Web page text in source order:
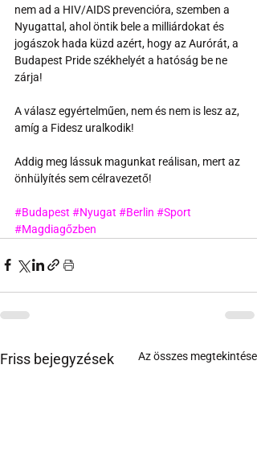
nem ad a HIV/AIDS prevencióra, szemben a
Nyugattal, ahol öntik bele a milliárdokat és
jogászok hada küzd azért, hogy az Aurórát, a
Budapest Pride székhelyét a hatóság be ne
zárja!
A válasz egyértelműen, nem és nem is lesz az,
amíg a Fidesz uralkodik!
Addig meg lássuk magunkat reálisan, mert az
önhülyítés sem célravezető!
#Budapest #Nyugat #Berlin #Sport
#Magdiagőzben
Friss bejegyzések Az összes megtekintése